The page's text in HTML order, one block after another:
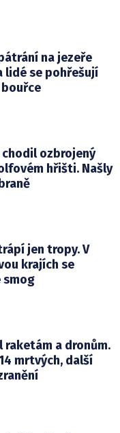
na jezeře
lidé se pohřešují
chodil ozbrojený
hřišti. Našly
jen tropy. V
krajích se
smog
raketám a dronům.
mrtvých, další